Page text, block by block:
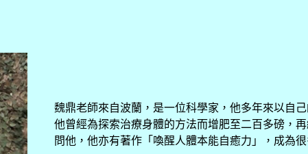
魏鼎老師來自波蘭，是一位科學家，他多年來以自
他曾經為探索治療身體的方法而增肥至二百多磅，
問他，他亦有著作「喚醒人體本能自癒力」，成為